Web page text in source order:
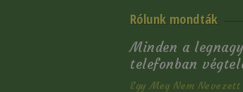
Ermitage
Akció* Feltételekkel
35 780 Ft
Rólunk mondták
Minden a
telefonban
Egy Meg Nem